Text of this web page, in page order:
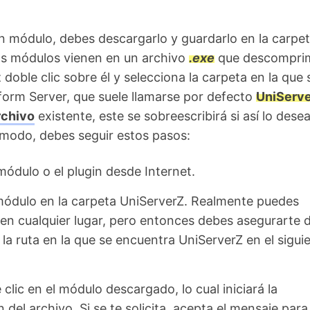
módulo, debes descargarlo y guardarlo en la
módulos vienen en un archivo .exeque
doble clic sobre él y selecciona la carpeta en la que
Server, que suele llamarse por defecto
existente, este se sobreescribirá si así lo
debes seguir estos pasos:
o el plugin desde Internet.
en la carpeta UniServerZ. Realmente puedes
cualquier lugar, pero entonces debes asegurarte
ruta en la que se encuentra UniServerZ en el
clic en el módulo descargado, lo cual iniciará la